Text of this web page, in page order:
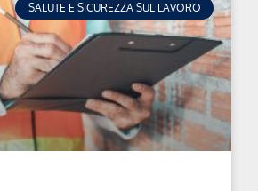
SALUTE E SICUREZZA SUL LAVORO